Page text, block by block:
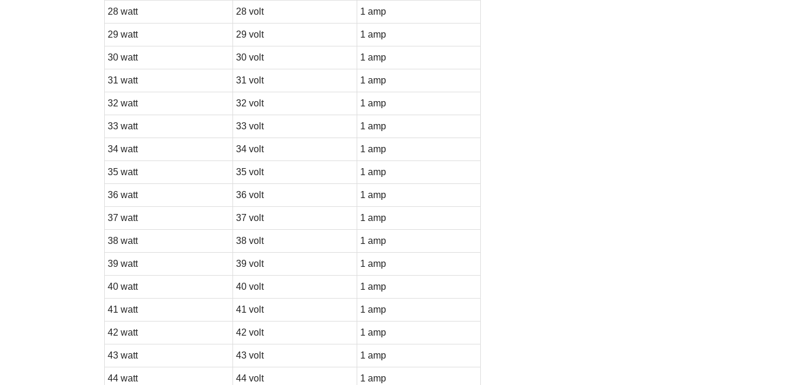
28 watt 28 volt 1 amp
29 watt 29 volt 1 amp
30 watt 30 volt 1 amp
31 watt 31 volt 1 amp
32 watt 32 volt 1 amp
33 watt 33 volt 1 amp
34 watt 34 volt 1 amp
35 watt 35 volt 1 amp
36 watt 36 volt 1 amp
37 watt 37 volt 1 amp
38 watt 38 volt 1 amp
39 watt 39 volt 1 amp
40 watt 40 volt 1 amp
41 watt 41 volt 1 amp
42 watt 42 volt 1 amp
43 watt 43 volt 1 amp
44 watt 44 volt 1 amp